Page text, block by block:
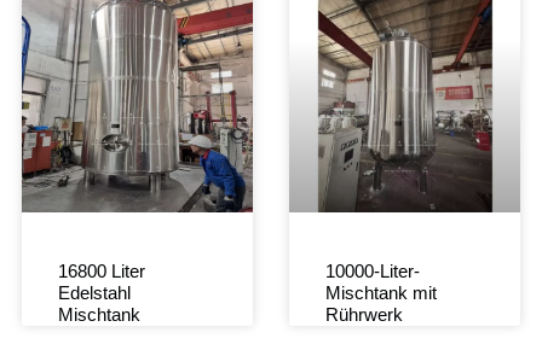
16800 Liter
Edelstahl
Mischtank
10000-Liter-
Mischtank mit
Rührwerk